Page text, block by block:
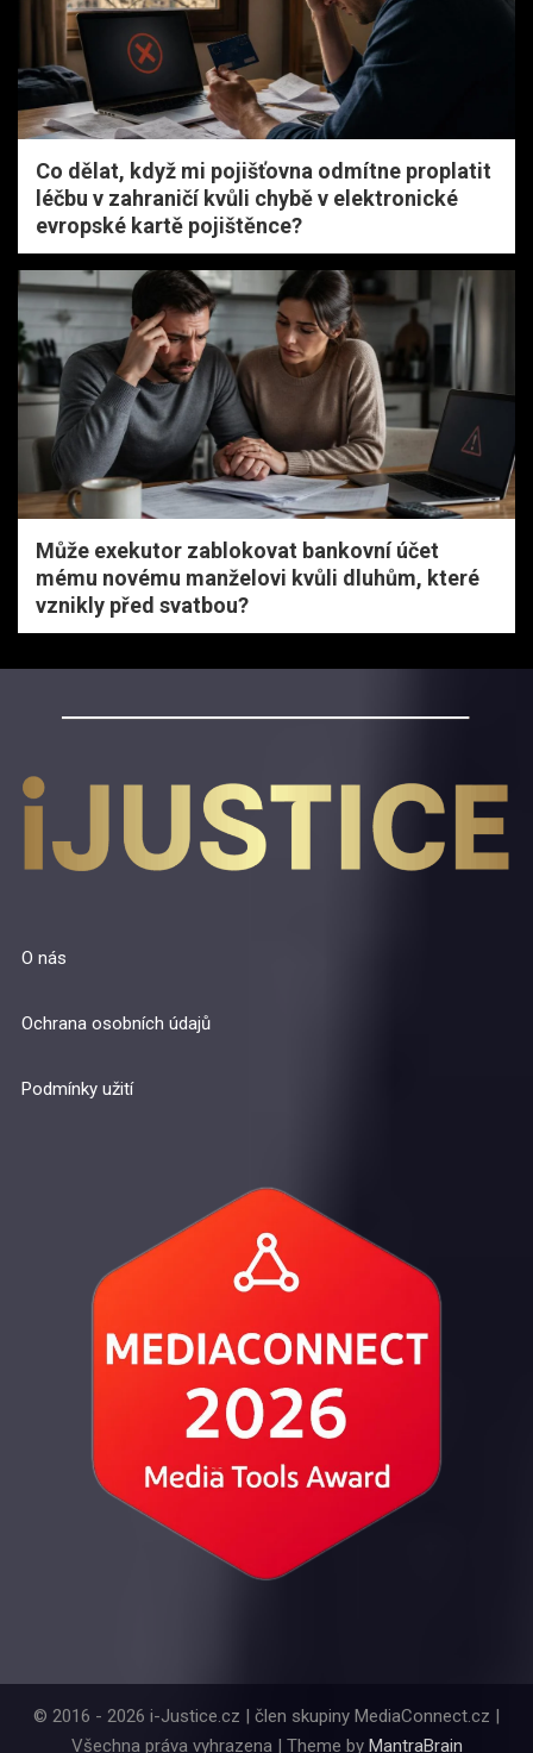
Co dělat, když mi pojišťovna odmítne proplatit
léčbu v zahraničí kvůli chybě v elektronické
evropské kartě pojištěnce?
Může exekutor zablokovat bankovní účet
mému novému manželovi kvůli dluhům, které
vznikly před svatbou?
O nás
Ochrana osobních údajů
Podmínky užití
© 2016 - 2026 i-Justice.cz | člen skupiny MediaConnect.cz |
Všechna práva vyhrazena | Theme by MantraBrain